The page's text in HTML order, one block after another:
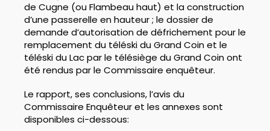
de Cugne (ou Flambeau haut) et la construction
d’une passerelle en hauteur ; le dossier de
demande d’autorisation de défrichement pour le
remplacement du téléski du Grand Coin et le
téléski du Lac par le télésiège du Grand Coin ont
été rendus par le Commissaire enquêteur.
Le rapport, ses conclusions, l’avis du
Commissaire Enquêteur et les annexes sont
disponibles ci-dessous: